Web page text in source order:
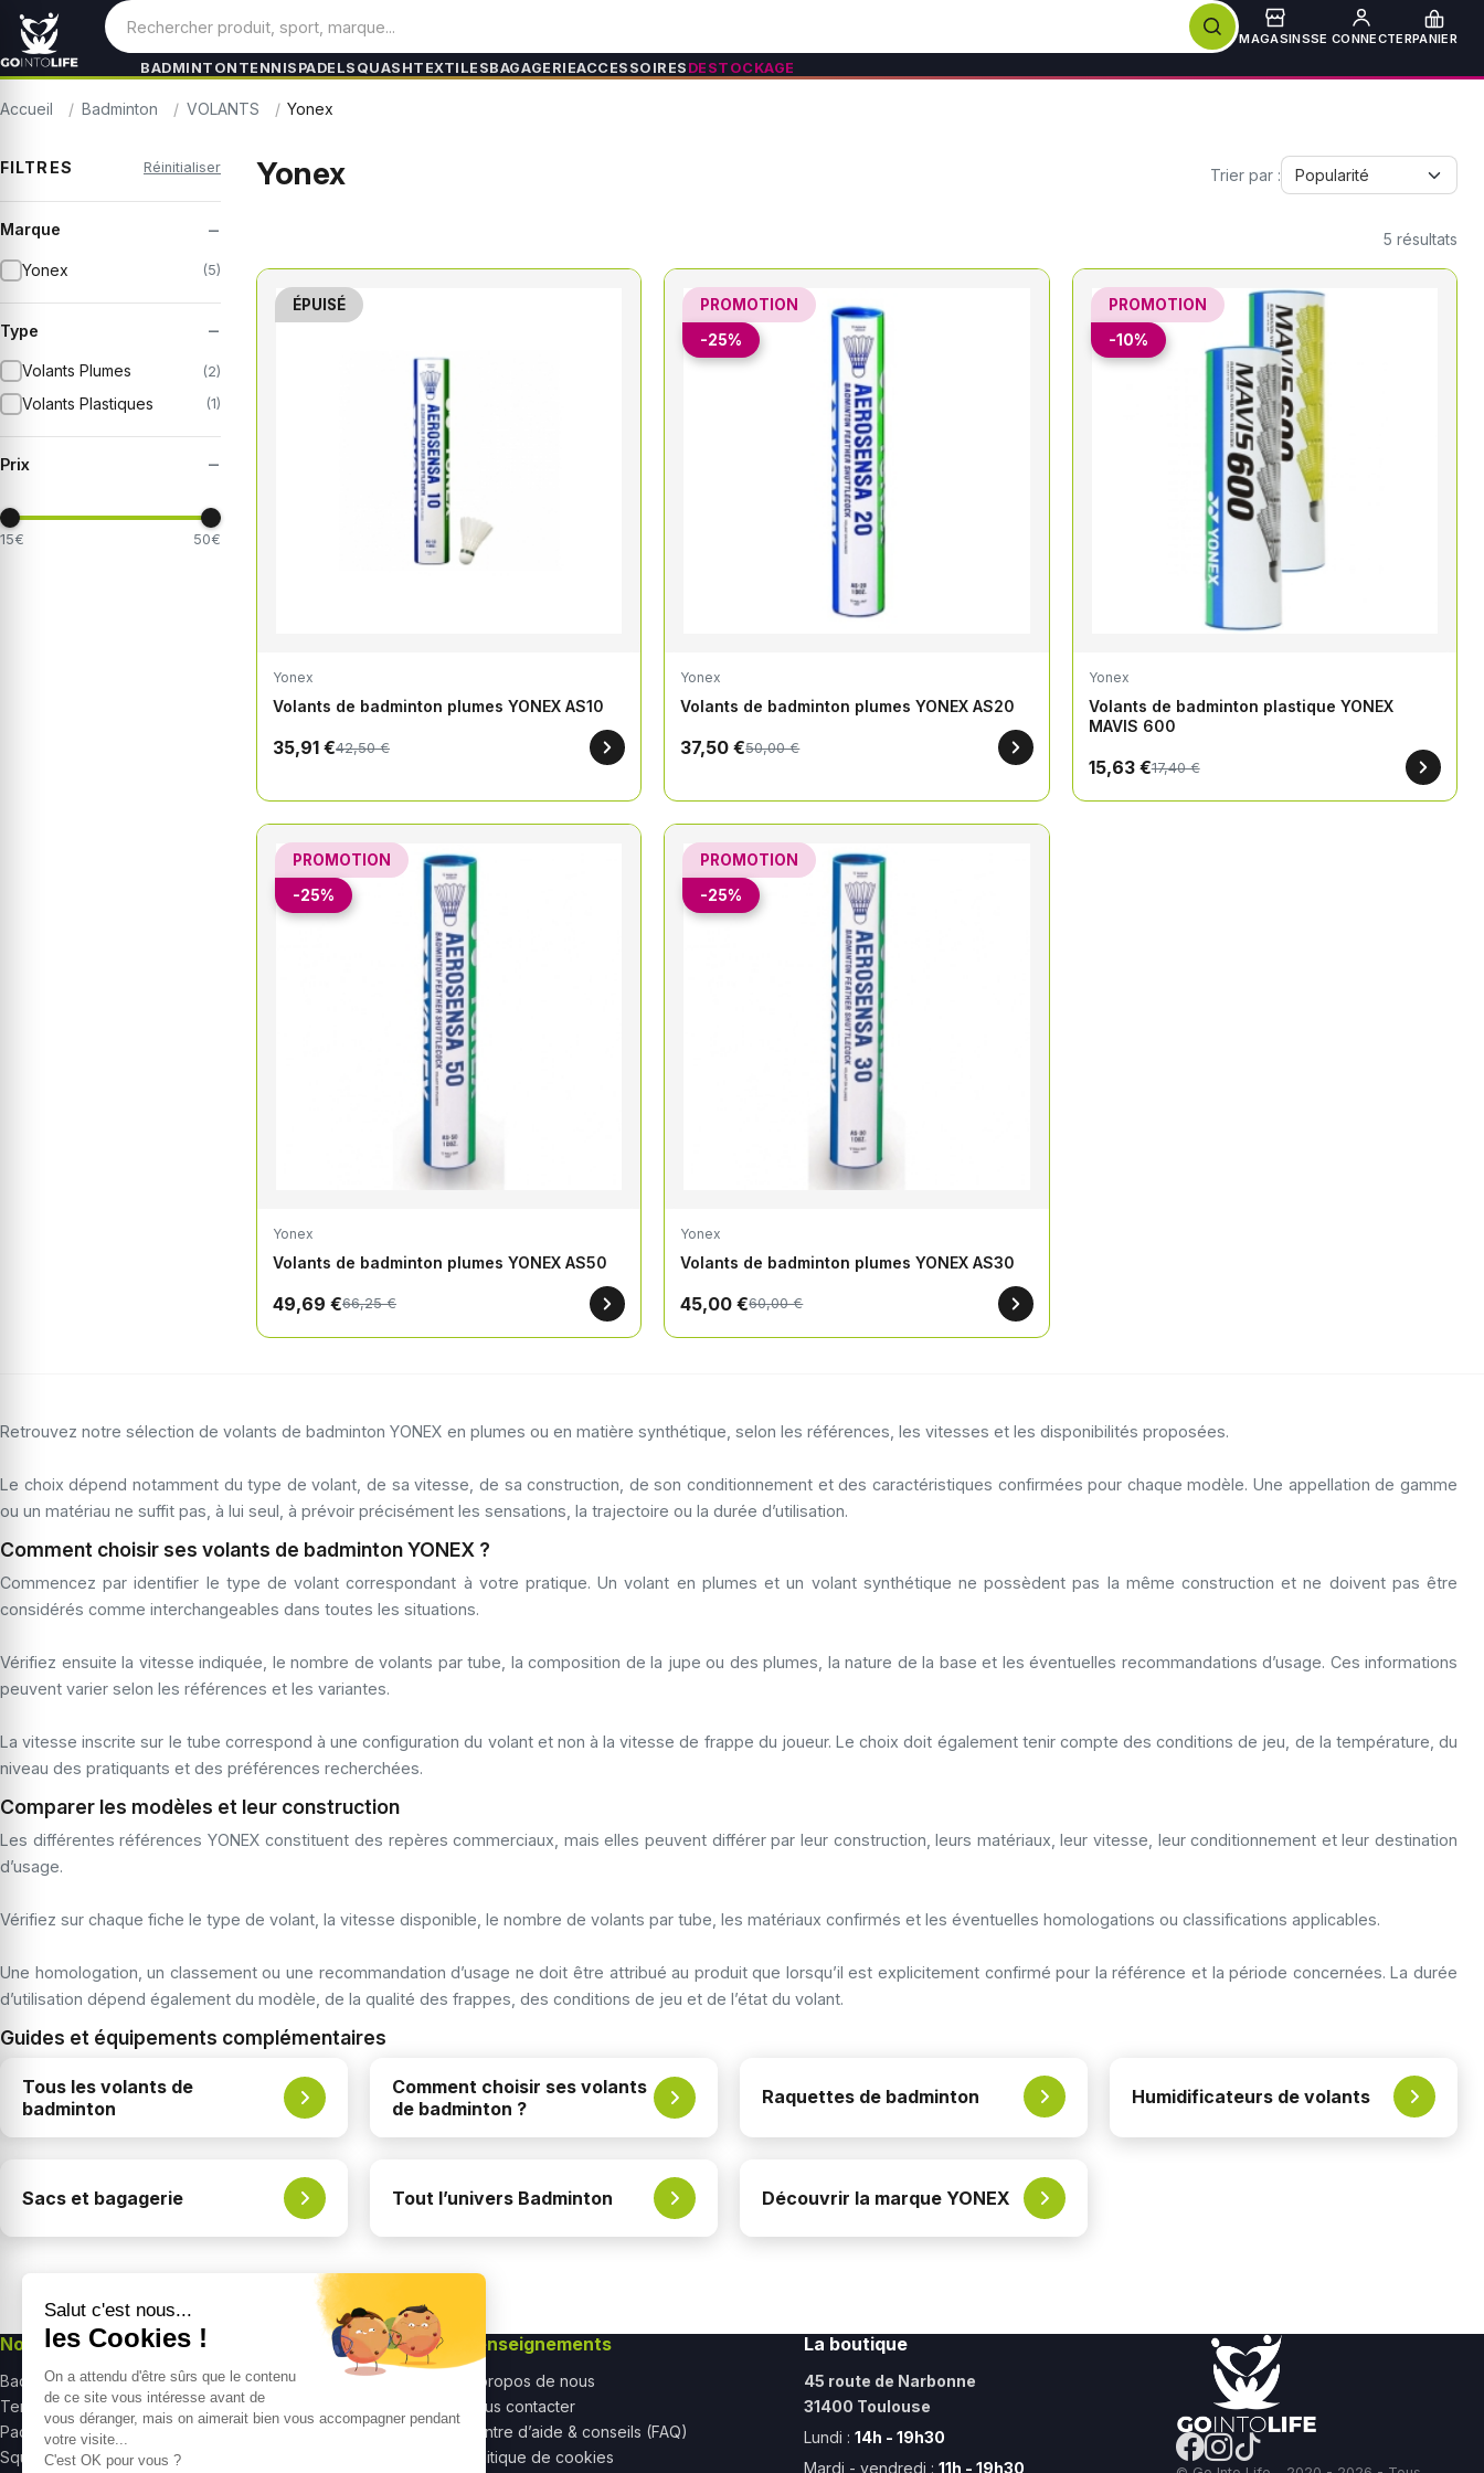
MAGASINSSE CONNECTERPANIER
BADMINTON TENNIS PADELSQUASHTEXTILESBAGAGERIEACCESSOIRES DESTOCKAGE
Accueil Badminton VOLANTS Yonex
FILTRES Réinitialiser
Marque −
Yonex (5)
Type −
Volants Plumes (2)
Volants Plastiques (1)
Prix −
15€ 50€
Yonex Trier par :
5 résultats
ÉPUISÉ
Yonex
Volants de badminton plumes YONEX AS10
35,91 €42,50 €
PROMOTION
-25%
Yonex
Volants de badminton plumes YONEX AS20
37,50 €50,00 €
PROMOTION
-10%
Yonex
Volants de badminton plastique YONEX
MAVIS 600
15,63 €17,40 €
PROMOTION
-25%
Yonex
Volants de badminton plumes YONEX AS50
49,69 €66,25 €
PROMOTION
-25%
Yonex
Volants de badminton plumes YONEX AS30
45,00 €60,00 €
Retrouvez notre sélection de volants de badminton YONEX en plumes ou en matière synthétique, selon les références, les vitesses et les disponibilités proposées.
Le choix dépend notamment du type de volant, de sa vitesse, de sa construction, de son conditionnement et des caractéristiques confirmées pour chaque modèle. Une appellation de gamme
ou un matériau ne suffit pas, à lui seul, à prévoir précisément les sensations, la trajectoire ou la durée d’utilisation.
Comment choisir ses volants de badminton YONEX ?
Commencez par identifier le type de volant correspondant à votre pratique. Un volant en plumes et un volant synthétique ne possèdent pas la même construction et ne doivent pas être
considérés comme interchangeables dans toutes les situations.
Vérifiez ensuite la vitesse indiquée, le nombre de volants par tube, la composition de la jupe ou des plumes, la nature de la base et les éventuelles recommandations d’usage. Ces informations
peuvent varier selon les références et les variantes.
La vitesse inscrite sur le tube correspond à une configuration du volant et non à la vitesse de frappe du joueur. Le choix doit également tenir compte des conditions de jeu, de la température, du
niveau des pratiquants et des préférences recherchées.
Comparer les modèles et leur construction
Les différentes références YONEX constituent des repères commerciaux, mais elles peuvent différer par leur construction, leurs matériaux, leur vitesse, leur conditionnement et leur destination
d’usage.
Vérifiez sur chaque fiche le type de volant, la vitesse disponible, le nombre de volants par tube, les matériaux confirmés et les éventuelles homologations ou classifications applicables.
Une homologation, un classement ou une recommandation d’usage ne doit être attribué au produit que lorsqu’il est explicitement confirmé pour la référence et la période concernées. La durée
d’utilisation dépend également du modèle, de la qualité des frappes, des conditions de jeu et de l’état du volant.
Guides et équipements complémentaires
Tous les volants de
badminton
Comment choisir ses volants
de badminton ?
Raquettes de badminton Humidificateurs de volants
Sacs et bagagerie Tout l’univers Badminton Découvrir la marque YONEX
Nos univers
Badminton
Tennis
Padel
Squash
Nos produits
Raquettes badminton
Raquettes tennis
Renseignements
À propos de nous
Nous contacter
Centre d’aide & conseils (FAQ)
Politique de cookies
La boutique
45 route de Narbonne
31400 Toulouse
Lundi :14h - 19h30
Mardi - vendredi :11h - 19h30